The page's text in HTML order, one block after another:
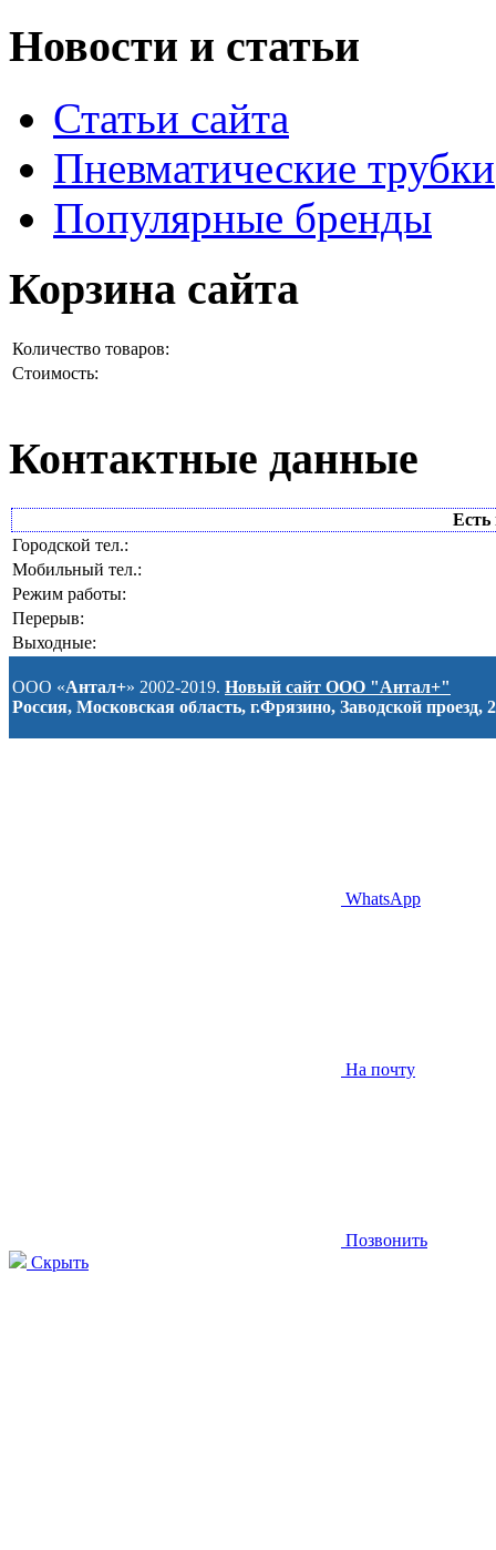
Новости и статьи
Статьи сайта
Пневматические трубки
Популярные бренды
Корзина сайта
Количество товаров:
Стоимость:
Контактные данные
Есть
Городской тел.:
Мобильный тел.:
Режим работы:
Перерыв:
Выходные:
ООО «Антал+» 2002-2019. Новый сайт ООО "Антал+"
Россия, Московская область, г.Фрязино, Заводской проезд, 2
WhatsApp
На почту
Позвонить
Скрыть